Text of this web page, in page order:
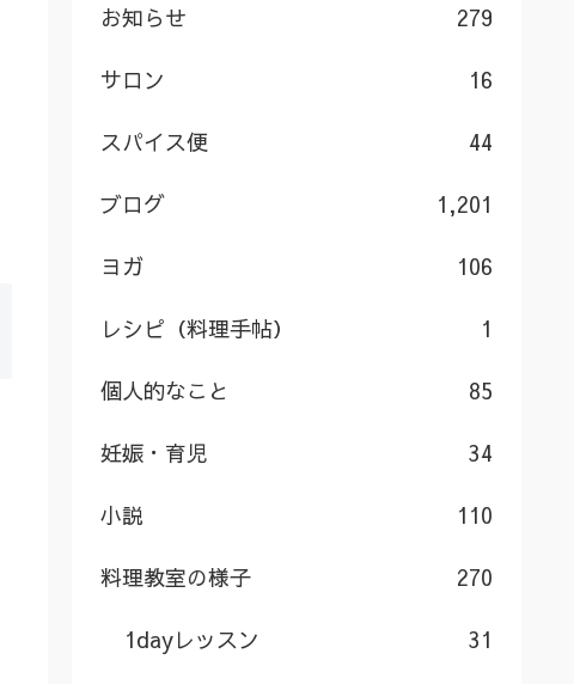
お知らせ 279
サロン 16
スパイス便 44
ブログ 1,201
ヨガ 106
レシピ（料理手帖） 1
個人的なこと 85
妊娠・育児 34
小説 110
料理教室の様子 270
1dayレッスン 31